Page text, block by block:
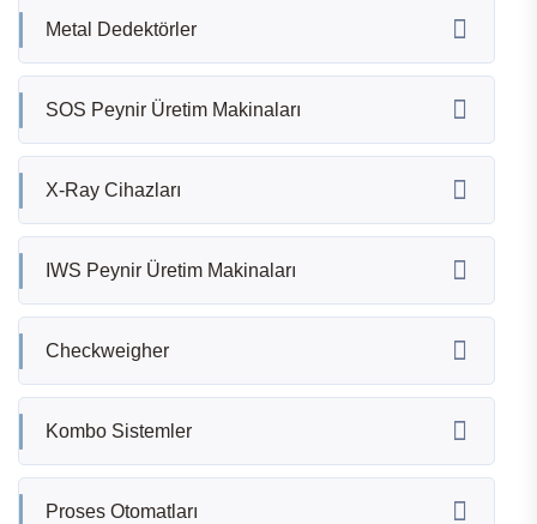
Metal Dedektörler
SOS Peynir Üretim Makinaları
X-Ray Cihazları
IWS Peynir Üretim Makinaları
Checkweigher
Kombo Sistemler
Proses Otomatları